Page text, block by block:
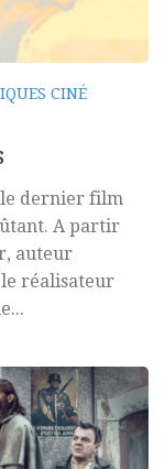
CINÉ
dernier film
A partir
auteur
réalisateur